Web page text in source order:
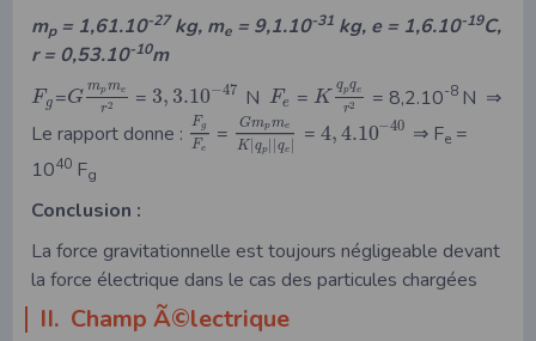
mp= 1,61.10-27kg, me = 9,1.10-31 kg, e = 1,6.10-19C,
r = 0,53.10-10m
F g =G
mpme
r2 = 3, 3.10−47 N Fe =K
qpqe
r2 = 8,2.10-8 N ⇒
Le rapport donne :
Fg
Fe
= Gmpme
K |qp| |qe | = 4,4.10−40 ⇒ Fe=
1040 Fg
Conclusion :
La force gravitationnelle est toujours négligeable devant
la force électrique dans le cas des particules chargées
II. Champ Ã©lectrique